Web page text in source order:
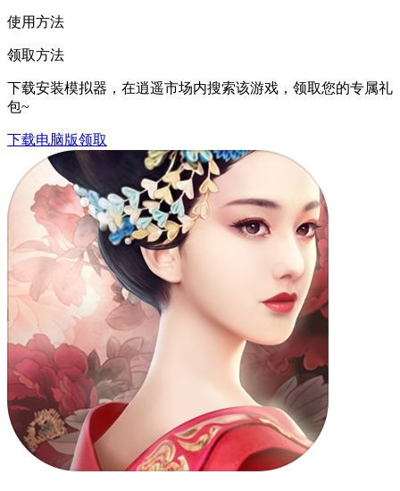
使用方法
领取方法
下载安装模拟器，在逍遥市场内搜索该游戏，领取您的专属礼
包~
下载电脑版领取